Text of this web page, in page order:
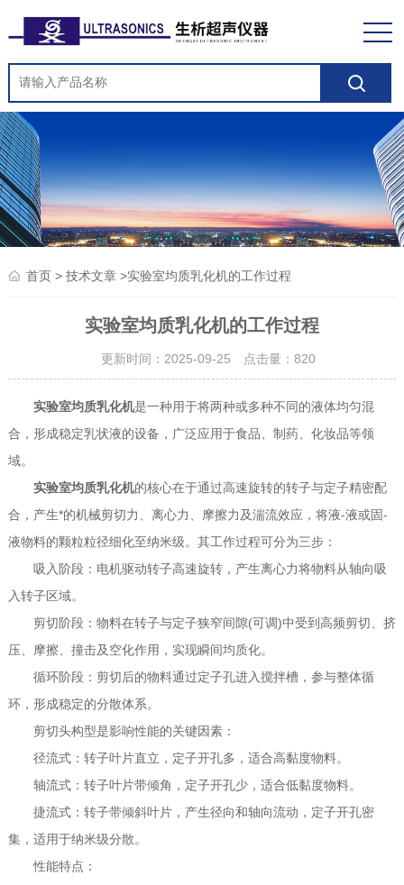
首页> 技术文章>实验室均质乳化机的工作过程
实验室均质乳化机的工作过程
更新时间：2025-09-25 点击量： 820
实验室均质乳化机是一种用于将两种或多种不同的液体均匀混
合，形成稳定乳状液的设备，广泛应用于食品、制药、化妆品等领
域。
实验室均质乳化机的核心在于通过高速旋转的转子与定子精密配
合，产生*的机械剪切力、离心力、摩擦力及湍流效应，将液-液或固-
液物料的颗粒粒径细化至纳米级。其工作过程可分为三步：
吸入阶段：电机驱动转子高速旋转，产生离心力将物料从轴向吸
入转子区域。
剪切阶段：物料在转子与定子狭窄间隙(可调)中受到高频剪切、挤
压、摩擦、撞击及空化作用，实现瞬间均质化。
循环阶段：剪切后的物料通过定子孔进入搅拌槽，参与整体循
环，形成稳定的分散体系。
剪切头构型是影响性能的关键因素：
径流式：转子叶片直立，定子开孔多，适合高黏度物料。
轴流式：转子叶片带倾角，定子开孔少，适合低黏度物料。
捷流式：转子带倾斜叶片，产生径向和轴向流动，定子开孔密
集，适用于纳米级分散。
性能特点：